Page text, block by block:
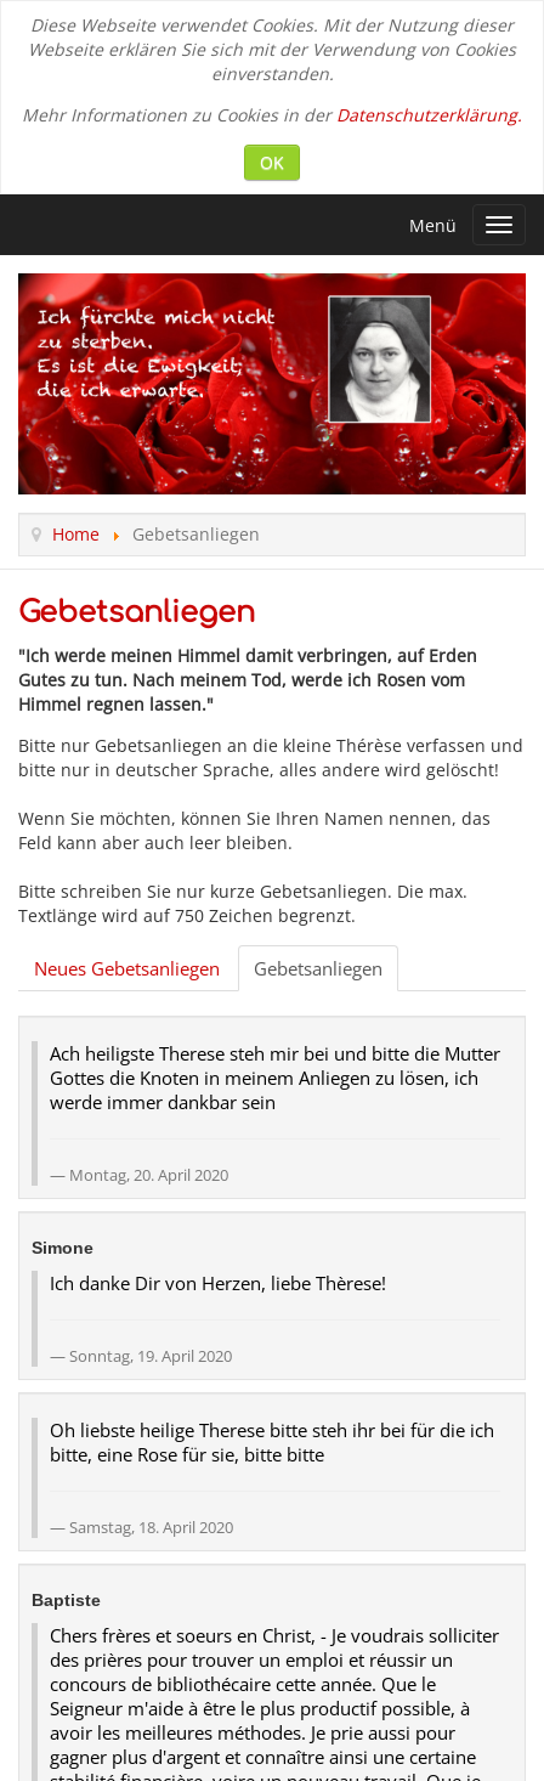
Diese Webseite verwendet Cookies. Mit der Nutzung dieser
Webseite erklären Sie sich mit der Verwendung von Cookies
einverstanden.
Mehr Informationen zu Cookies in derDatenschutzerklärung.
OK
Menü
Home Gebetsanliegen
Gebetsanliegen
"Ich werde meinen Himmel damit verbringen, auf Erden
Gutes zu tun. Nach meinem Tod, werde ich Rosen vom
Himmel regnen lassen."
Bitte nur Gebetsanliegen an die kleine Thérèse verfassen und
bitte nur in deutscher Sprache, alles andere wird gelöscht!
Wenn Sie möchten, können Sie Ihren Namen nennen, das
Feld kann aber auch leer bleiben.
Bitte schreiben Sie nur kurze Gebetsanliegen. Die max.
Textlänge wird auf 750 Zeichen begrenzt.
Neues Gebetsanliegen Gebetsanliegen
Ach heiligste Therese steh mir bei und bitte die Mutter
Gottes die Knoten in meinem Anliegen zu lösen, ich
werde immer dankbar sein
Montag, 20. April 2020
Simone
Ich danke Dir von Herzen, liebe Thèrese!
Sonntag, 19. April 2020
Oh liebste heilige Therese bitte steh ihr bei für die ich
bitte, eine Rose für sie, bitte bitte
Samstag, 18. April 2020
Baptiste
Chers frères et soeurs en Christ, - Je voudrais solliciter
des prières pour trouver un emploi et réussir un
concours de bibliothécaire cette année. Que le
Seigneur m'aide à être le plus productif possible, à
avoir les meilleures méthodes. Je prie aussi pour
gagner plus d'argent et connaître ainsi une certaine